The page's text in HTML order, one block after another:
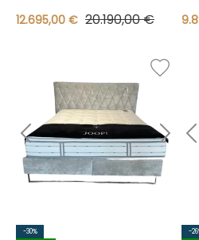
Matratzen Und
12.695,00 € 20.190,00 €
-30%
-